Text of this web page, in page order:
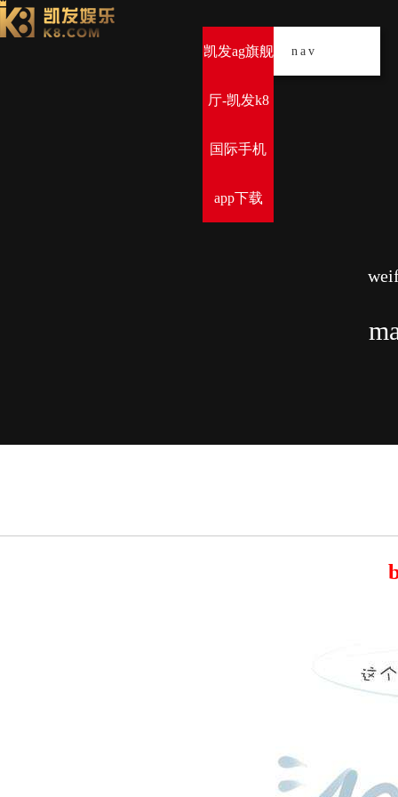
凯发ag旗舰
厅-凯发k8
国际手机
app下载
nav